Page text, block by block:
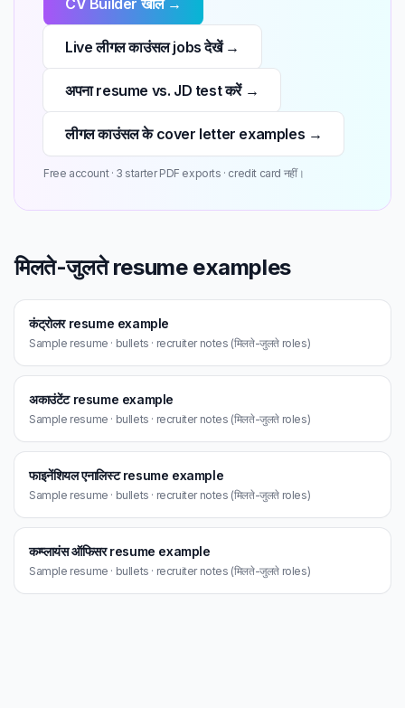
CV Builder खोलें →
Live लीगल काउंसल jobs देखें →
अपना resume vs. JD test करें →
लीगल काउंसल के cover letter examples →
Free account · 3 starter PDF exports · credit card नहीं।
मिलते-जुलते resume examples
कंट्रोलर resume example
Sample resume · bullets · recruiter notes (मिलते-जुलते roles)
अकाउंटेंट resume example
Sample resume · bullets · recruiter notes (मिलते-जुलते roles)
फाइनेंशियल एनालिस्ट resume example
Sample resume · bullets · recruiter notes (मिलते-जुलते roles)
कम्प्लायंस ऑफिसर resume example
Sample resume · bullets · recruiter notes (मिलते-जुलते roles)